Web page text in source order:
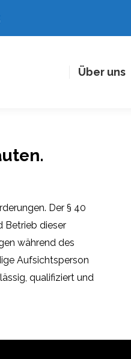
Über uns
Der § 40
Betrieb dieser
während des
Aufsichtsperson
qualifiziert und